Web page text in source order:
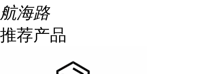
航海路
推荐产品